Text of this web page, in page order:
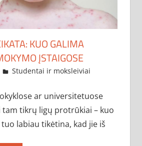
KUO GALIMA
ĮSTAIGOSE
administratorius
Studentai ir moksleiviai
ar universitetuose
tikrų ligų protrūkiai – kuo
labiau tikėtina, kad jie iš